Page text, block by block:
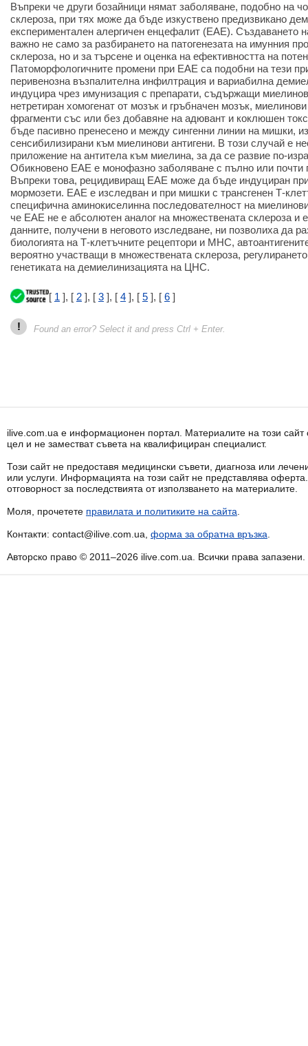
Въпреки че други бозайници нямат заболяване, подобно на
склероза, при тях може да бъде изкуствено предизвикано
експериментален алергичен енцефалит (ЕАЕ). Създаването
важно не само за разбирането на патогенезата на имунния
склероза, но и за търсене и оценка на ефективността на
Патоморфологичните промени при ЕАЕ са подобни на тези
перивенозна възпалителна инфилтрация и вариабилна
индуцира чрез имунизация с препарати, съдържащи
нетретиран хомогенат от мозък и гръбначен мозък,
фрагменти със или без добавяне на адювант и коклюшен
бъде пасивно пренесено и между сингенни линии на мишки,
сенсибилизирани към миелинови антигени. В този случай е
приложение на антитела към миелина, за да се развие по-
Обикновено ЕАЕ е монофазно заболяване с пълно или почти
Въпреки това, рецидивиращ ЕАЕ може да бъде индуциран
мормозети. ЕАЕ е изследван и при мишки с трансгенен Т-
специфична аминокиселинна последователност на
че ЕАЕ не е абсолютен аналог на множествената склероза и
данните, получени в неговото изследване, ни позволиха да
биологията на Т-клетъчните рецептори и MHC,
вероятно участващи в множествената склероза,
генетиката на демиелинизацията на ЦНС.
[ 1 ], [ 2 ], [ 3 ], [ 4 ], [ 5 ], [ 6 ]
! Found an error? Select it and press Ctrl + Enter.
ilive.com.ua е информационен портал. Материалите на този
цел и не заместват съвета на квалифициран специалист.
Този сайт не предоставя медицински съвети, диагноза или
или услуги. Информацията на този сайт не представлява
отговорност за последствията от използването на материалите.
Моля, прочетете правилата и политиките на сайта
Контакти: contact@ilive.com.ua, форма за обратна връзка
Авторско право © 2011–2026 ilive.com.ua. Всички права запазени.